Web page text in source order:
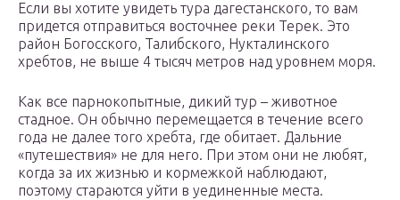
Если вы хотите увидеть тура дагестанского, то вам
придется отправиться восточнее реки Терек. Это
район Богосского, Талибского, Нукталинского
хребтов, не выше 4 тысяч метров над уровнем моря.
Как все парнокопытные, дикий тур – животное
стадное. Он обычно перемещается в течение всего
года не далее того хребта, где обитает. Дальние
«путешествия» не для него. При этом они не любят,
когда за их жизнью и кормежкой наблюдают,
поэтому стараются уйти в уединенные места.